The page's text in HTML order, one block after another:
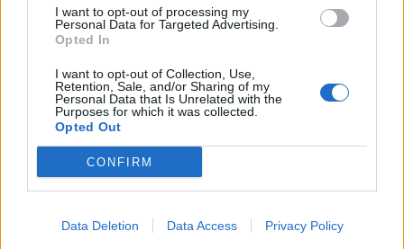
I want to opt-out of processing my
Personal Data for Targeted Advertising.
Opted In
I want to opt-out of Collection, Use,
Retention, Sale, and/or Sharing of my
Personal Data that Is Unrelated with the
Purposes for which it was collected.
Opted Out
CONFIRM
Data Deletion Data Access Privacy Policy
sociálnymi vecami a rodinou. Týmto sa znovuotvorila
problematika obchodovania s ľuďmi.
Zdroj:ofeminin.pl
Prečítajte si aj
Dôverujte si, rozprávajte sa a užívajte si: 6 tipov, ako mať z intímneho
zblíženia intenzívnejší pôžitok
22. septembra 2025
Máte vysokú spotrebu vody a málo úspor na blížiace sa ročné